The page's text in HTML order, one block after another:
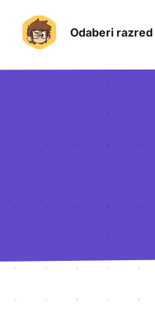
Odaberi razred